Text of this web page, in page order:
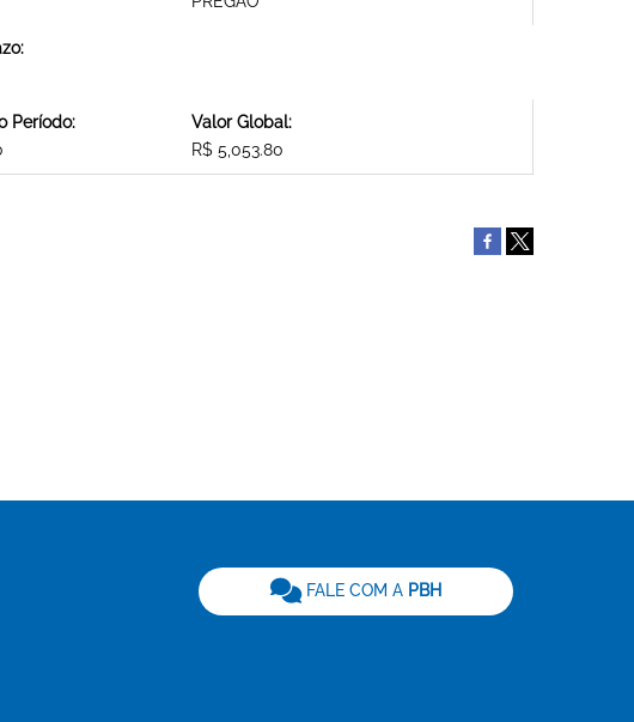
Período:
Valor Global:
R$ 5,053.80
FALE COM A PBH